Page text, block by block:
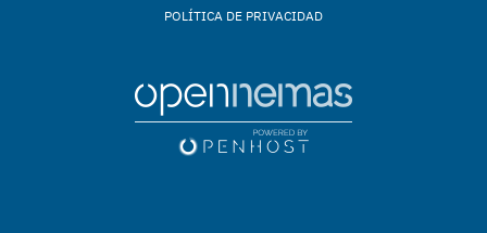
POLÍTICA DE PRIVACIDAD